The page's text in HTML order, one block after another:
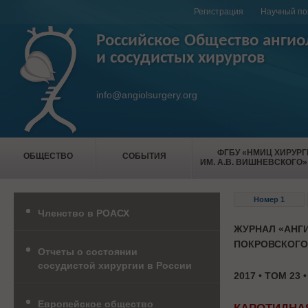
Регистрация Научный
Российское Общество
и сосудистых хирургов
info@angiolsurgery.org
ОБЩЕСТВО СОБЫТИЯ
ФГБУ «НМИЦ
ИМ. А.В.
Номер 1
ЖУРНАЛ
2017 • ТОМ 23
Членство в РОАСХ
Отчеты о состоянии
сосудистой хирургии в России
Европейское общество